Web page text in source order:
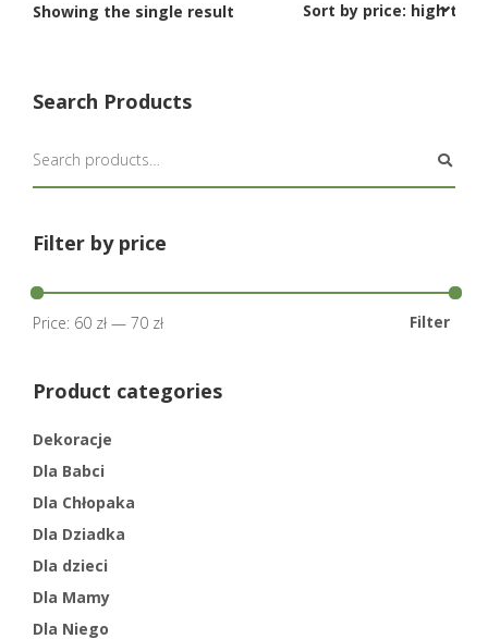
Showing the single result
Search Products
Filter by price
Filter
Price: 60 zł — 70 zł
Product categories
Dekoracje
Dla Babci
Dla Chłopaka
Dla Dziadka
Dla dzieci
Dla Mamy
Dla Niego